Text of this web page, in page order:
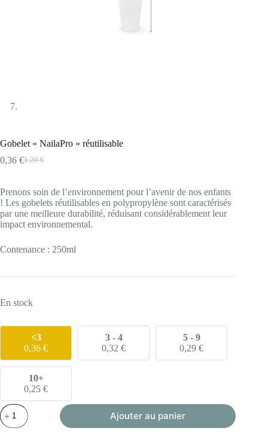
Gobelet « NailaPro » réutilisable
1,20€
Le
était :
1,20 €.
0,36 €Le
est :
0,36 €.
Prenons soin de l’environnement pour l’avenir de nos enfants
! Les gobelets réutilisables en polypropylène sont caractérisés
par une meilleure durabilité, réduisant considérablement leur
impact environnemental.
Contenance : 250ml
En stock
<3
0,36 €
3 - 4
0,32 €
5 - 9
0,29 €
10+
0,25 €
quantité
de
Gobelet
Ajouter au panier